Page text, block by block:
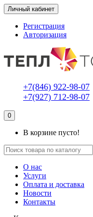
Личный кабинет
Регистрация
Авторизация
+7(846) 922-98-07
+7(927) 712-98-07
0
В корзине пусто!
О нас
Услуги
Оплата и доставка
Новости
Контакты